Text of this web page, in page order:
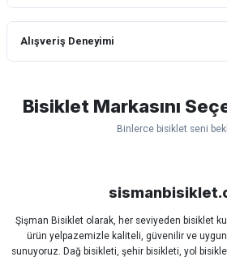
Alışveriş Deneyimi
lastik yanak kısmından 3cm yarıldı ama
normal sürüşe uygun
Bahriye Akay Tan | 21/07/2026
Siparişim problemsiz geldi teşekkürler.
Bisiklet Markasını
Binlerce bisiklet seni
Şişman Bisiklet olarak, her seviyeden bisiklet
ürün yelpazemizle kaliteli, güvenilir ve uygun
sunuyoruz. Dağ bisikleti, şehir bisikleti, yol